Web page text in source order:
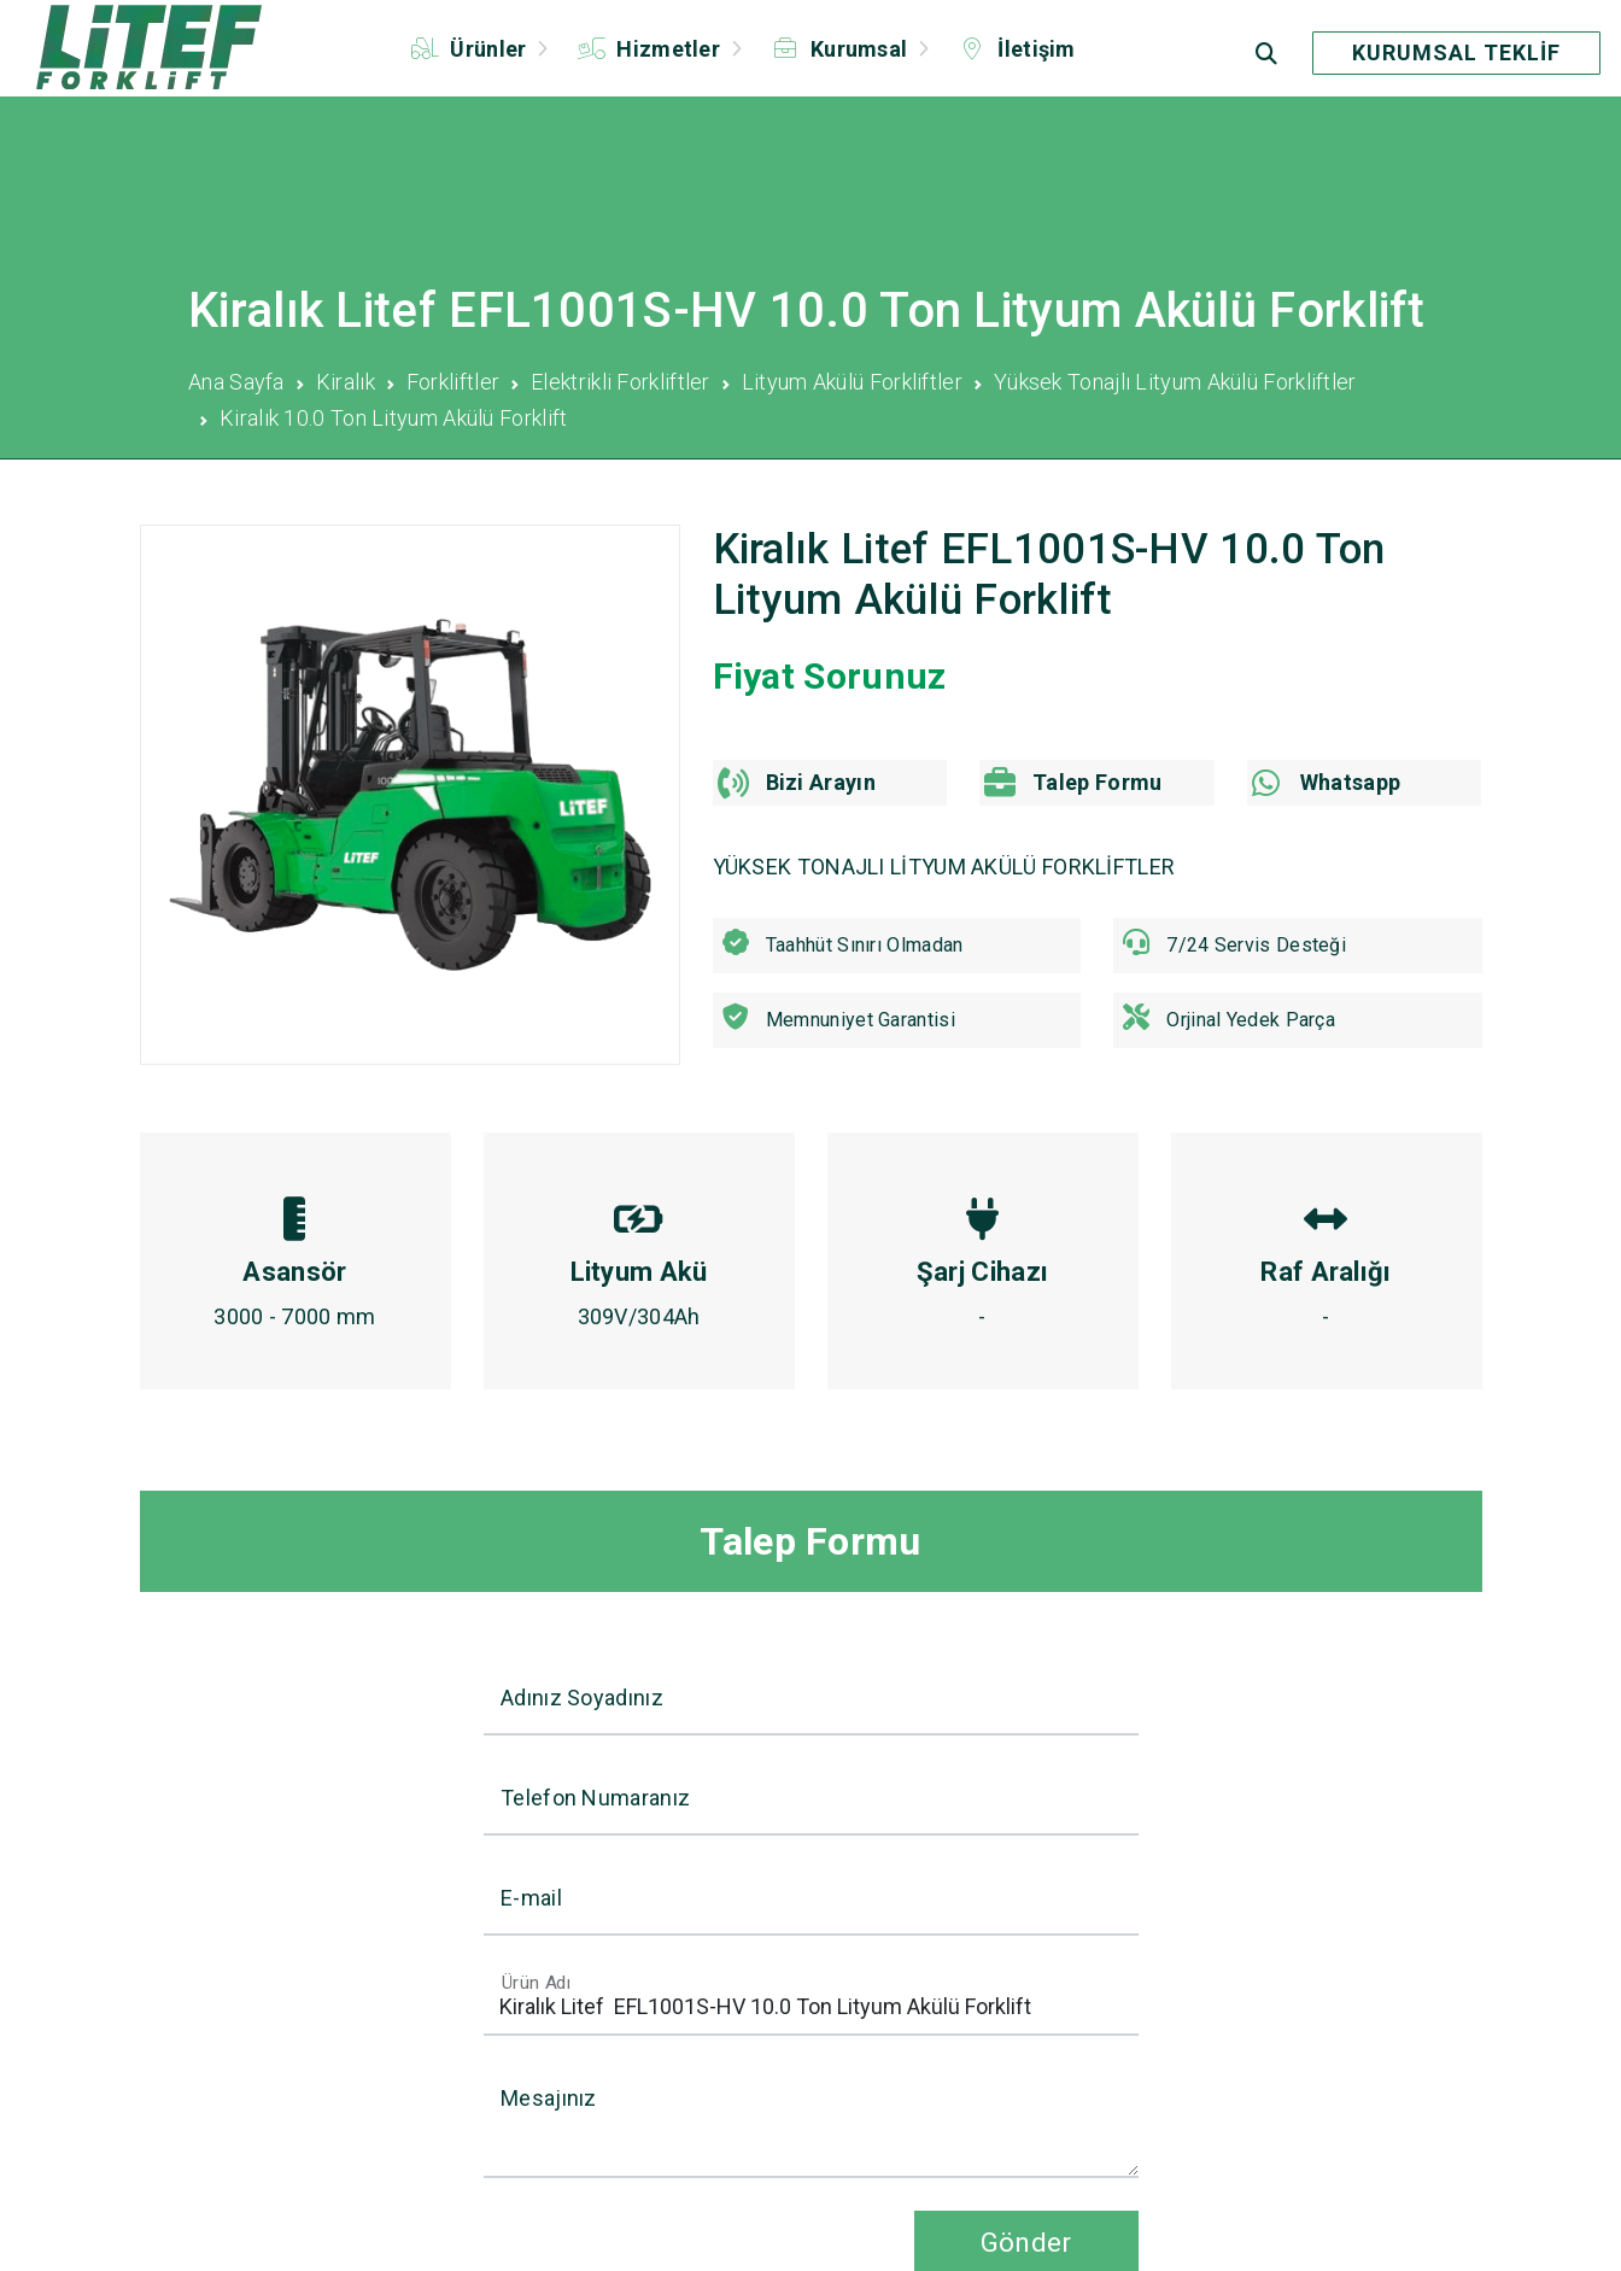
Ürünler Hizmetler Kurumsal İletişim KURUMSAL TEKLİF
Kiralık Litef EFL1001S-HV 10.0 Ton Lityum Akülü Forklift
Ana Sayfa Kiralık Forkliftler Elektrikli Forkliftler Lityum Akülü Forkliftler
Yüksek Tonajlı Lityum Akülü Forkliftler
Kiralık 10.0 Ton Lityum Akülü Forklift
Kiralık Litef EFL1001S-HV 10.0 Ton
Lityum Akülü Forklift
Fiyat Sorunuz
Bizi Arayın Talep Formu Whatsapp
YÜKSEK TONAJLI LİTYUM AKÜLÜ FORKLİFTLER
Taahhüt Sınırı Olmadan 7/24 Servis Desteği
Memnuniyet Garantisi Orjinal Yedek Parça
Asansör
3000 - 7000 mm
Lityum Akü
309V/304Ah
Şarj Cihazı
-
Raf Aralığı
-
Talep Formu
Adınız Soyadınız
Telefon Numaranız
E-mail
Ürün Adı
Mesajınız
Gönder